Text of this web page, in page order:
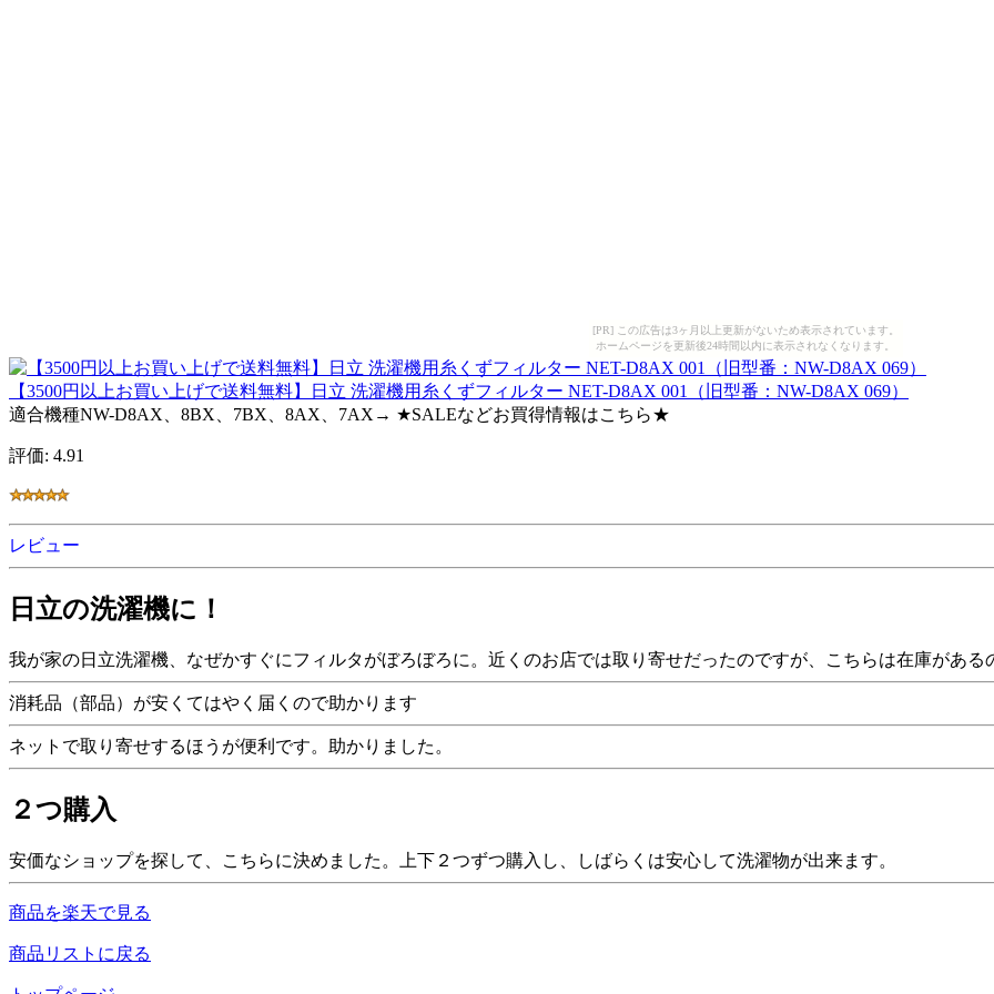
[PR] この広告は3ヶ月以上更新がないため表示されています。
ホームページを更新後24時間以内に表示されなくなります。
【3500円以上お買い上げで送料無料】日立 洗濯機用糸くずフィルター NET-D8AX 001（旧型番：NW-D8AX 069）
適合機種NW-D8AX、8BX、7BX、8AX、7AX→ ★SALEなどお買得情報はこちら★
評価: 4.91
レビュー
日立の洗濯機に！
我が家の日立洗濯機、なぜかすぐにフィルタがぼろぼろに。近くのお店では取り寄せだったのですが、こちらは在庫がある
消耗品（部品）が安くてはやく届くので助かります
ネットで取り寄せするほうが便利です。助かりました。
２つ購入
安価なショップを探して、こちらに決めました。上下２つずつ購入し、しばらくは安心して洗濯物が出来ます。
商品を楽天で見る
商品リストに戻る